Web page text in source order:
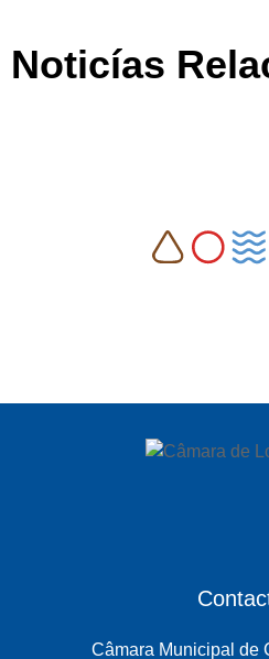
Noticías
Câmara Municipal de